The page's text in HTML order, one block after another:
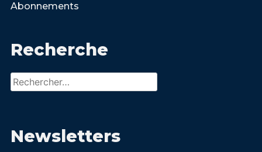
Abonnements
Recherche
Rechercher :
Newsletters